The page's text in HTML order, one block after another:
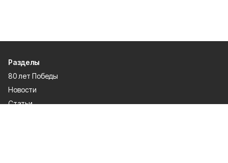
Разделы
80 лет Победы
Новости
Статьи